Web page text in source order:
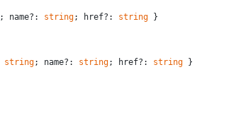
; name?: string; href?: string }
string; name?: string; href?: string }